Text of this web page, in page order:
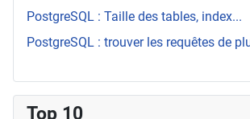
PostgreSQL : Taille des tables, index...
PostgreSQL : trouver les requêtes de
Top 10